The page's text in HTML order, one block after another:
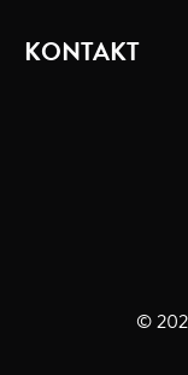
KONTAKT
©